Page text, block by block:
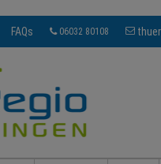
FAQs 06032 80108